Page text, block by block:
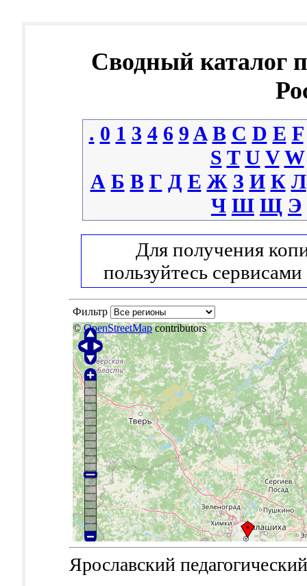
Сводный каталог
. 0 1 3 4 6 9 A B C D E F
S T U V W
А Б В Г Д Е Ж З И К Л
Ч Ш Щ Э
Для получения
пользуйтесь сервисами
Фильтр
©OpenStreetMapcontributors
Ярославский